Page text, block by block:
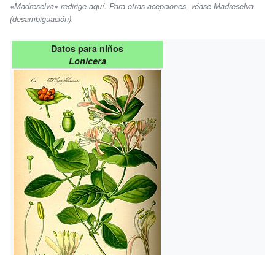
«Madreselva» redirige aquí. Para otras acepciones, véase Madreselva
(desambiguación).
Datos para niños
Lonicera